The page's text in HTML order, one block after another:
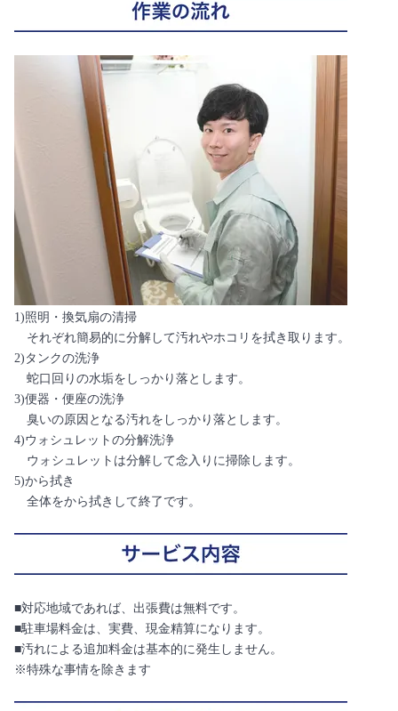
1)照明・換気扇の清掃
それぞれ簡易的に分解して汚れやホコリを拭き取ります。
2)タンクの洗浄
蛇口回りの水垢をしっかり落とします。
3)便器・便座の洗浄
臭いの原因となる汚れをしっかり落とします。
4)ウォシュレットの分解洗浄
ウォシュレットは分解して念入りに掃除します。
5)から拭き
全体をから拭きして終了です。
■対応地域であれば、出張費は無料です。
■駐車場料金は、実費、現金精算になります。
■汚れによる追加料金は基本的に発生しません。
※特殊な事情を除きます